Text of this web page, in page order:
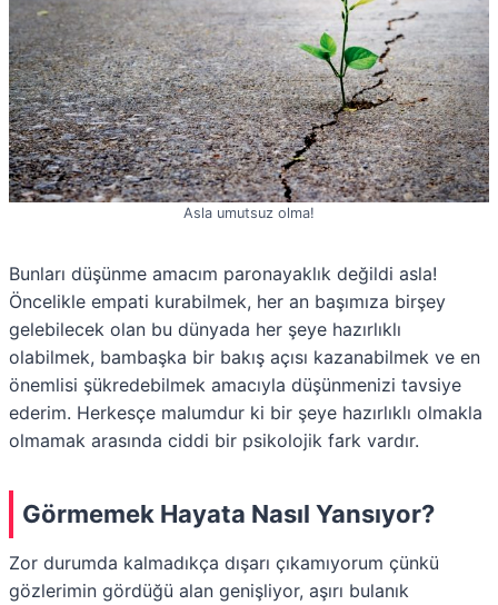
Asla umutsuz olma!
Bunları düşünme amacım paronayaklık değildi asla!
Öncelikle empati kurabilmek, her an başımıza birşey
gelebilecek olan bu dünyada her şeye hazırlıklı
olabilmek, bambaşka bir bakış açısı kazanabilmek ve en
önemlisi şükredebilmek amacıyla düşünmenizi tavsiye
ederim. Herkesçe malumdur ki bir şeye hazırlıklı olmakla
olmamak arasında ciddi bir psikolojik fark vardır.
Görmemek Hayata Nasıl Yansıyor?
Zor durumda kalmadıkça dışarı çıkamıyorum çünkü
gözlerimin gördüğü alan genişliyor, aşırı bulanık